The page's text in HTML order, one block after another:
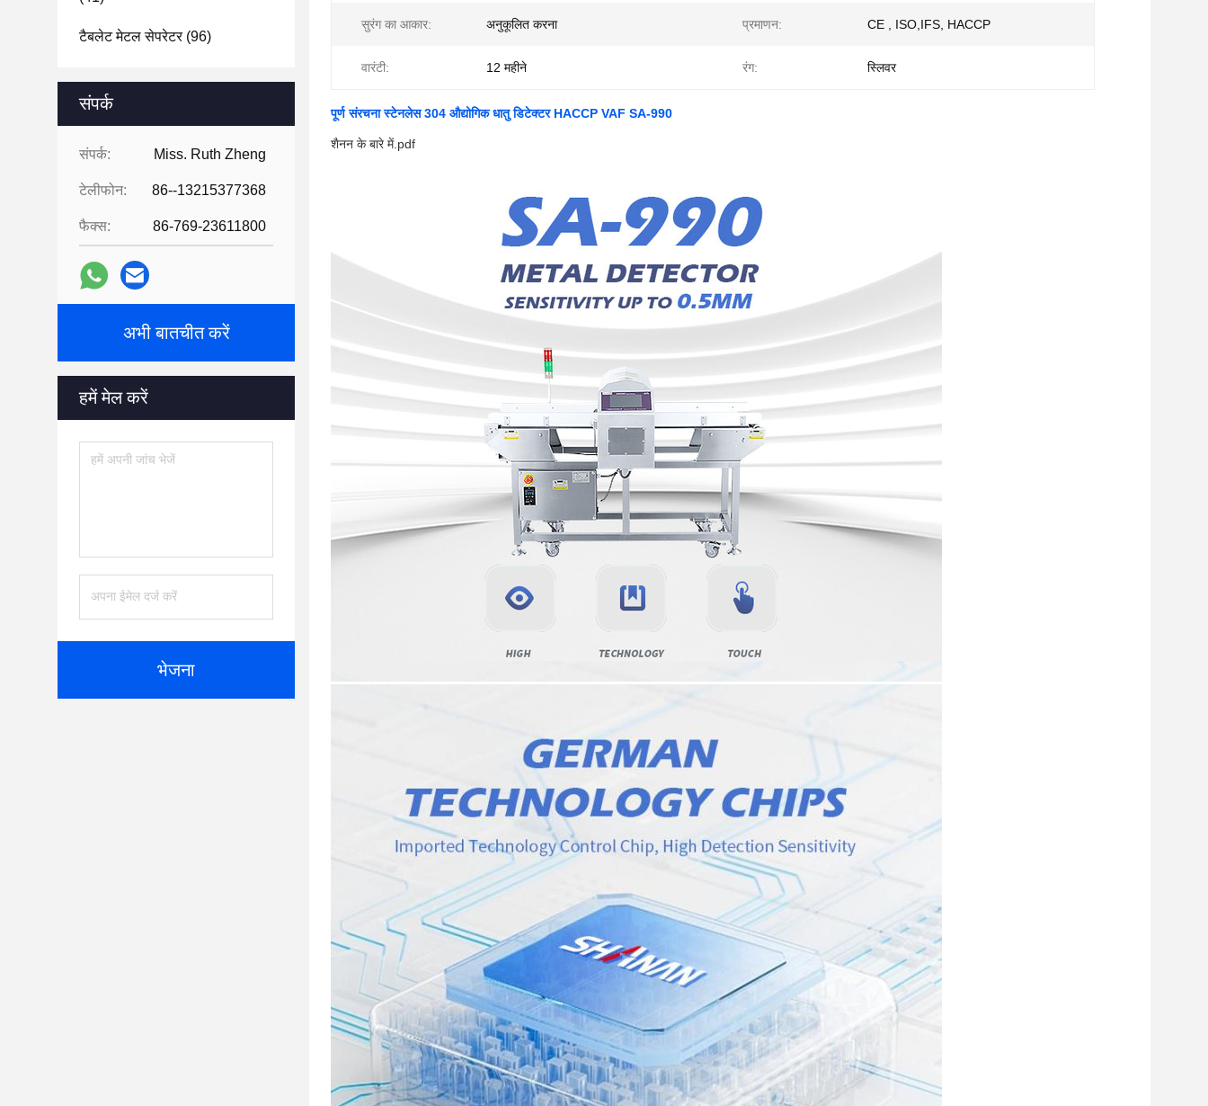
टैबलेट मेटल सेपरेटर(96)
संपर्क
संपर्क: Miss. Ruth Zheng
टेलीफोन: 86--13215377368
फैक्स: 86-769-23611800
अभी बातचीत करें
हमें मेल करें
भेजना
सुरंग का आकार: अनुकूलित करना प्रमाणन: CE , ISO,IFS, HACCP
वारंटी: 12 महीने रंग: स्लिवर
पूर्ण संरचना स्टेनलेस 304 औद्योगिक धातु डिटेक्टर HACCP VAF SA-990
शैनन के बारे में.pdf